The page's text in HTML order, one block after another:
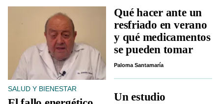
SALUD Y BIENESTAR
Qué hacer ante un
resfriado en verano
y qué medicamentos
se pueden tomar
Paloma Santamaría
Un estudio